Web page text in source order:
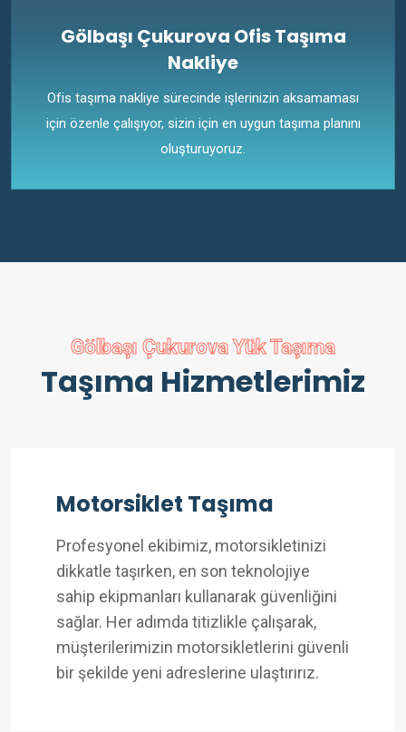
Gölbaşı Çukurova Ofis Taşıma
Nakliye
Ofis taşıma nakliye sürecinde işlerinizin aksamaması
için özenle çalışıyor, sizin için en uygun taşıma planını
oluşturuyoruz.
Gölbaşı Çukurova Yük Taşıma
Taşıma Hizmetlerimiz
Motorsiklet Taşıma
Profesyonel ekibimiz, motorsikletinizi
dikkatle taşırken, en son teknolojiye
sahip ekipmanları kullanarak güvenliğini
sağlar. Her adımda titizlikle çalışarak,
müşterilerimizin motorsikletlerini güvenli
bir şekilde yeni adreslerine ulaştırırız.